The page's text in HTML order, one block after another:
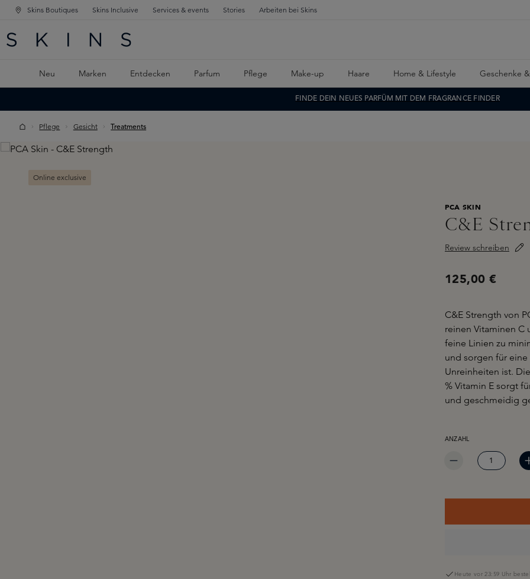
SPRINGEN
SPRINGEN
Skins Boutiques Skins Inclusive Services & events Stories Arbeiten bei Skins
Neu Marken Entdecken Parfum Pflege Make-up Haare Home & Lifestyle Geschenke
FINDE DEIN NEUES PARFÜM MIT DEM FRAGRANCE FINDER
Pflege Gesicht Treatments
Skip image gallery
Online exclusive
PCA SKIN
C&E
Review schreiben
125,00 €
C&E Strength von
reinen Vitaminen C
feine Linien zu
und sorgen für eine
Unreinheiten ist.
% Vitamin E sorgt
und geschmeidig
PRODUKT ANZAHL: GIB
ANZAHL
Heute vor 23:59 Uhr